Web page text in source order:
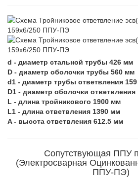
d - диаметр стальной трубы 426 мм
D - диаметр оболочки трубы 560 мм
d1 - диаметр трубы ответвления
D1 - диаметр оболочки ответвления
L - длина тройникового 1900 мм
L1 - длина ответвления 1390 мм
A - высота ответвления 612.5 мм
Сопутствующая ППУ
(Электросварная
ППУ-ПЭ)